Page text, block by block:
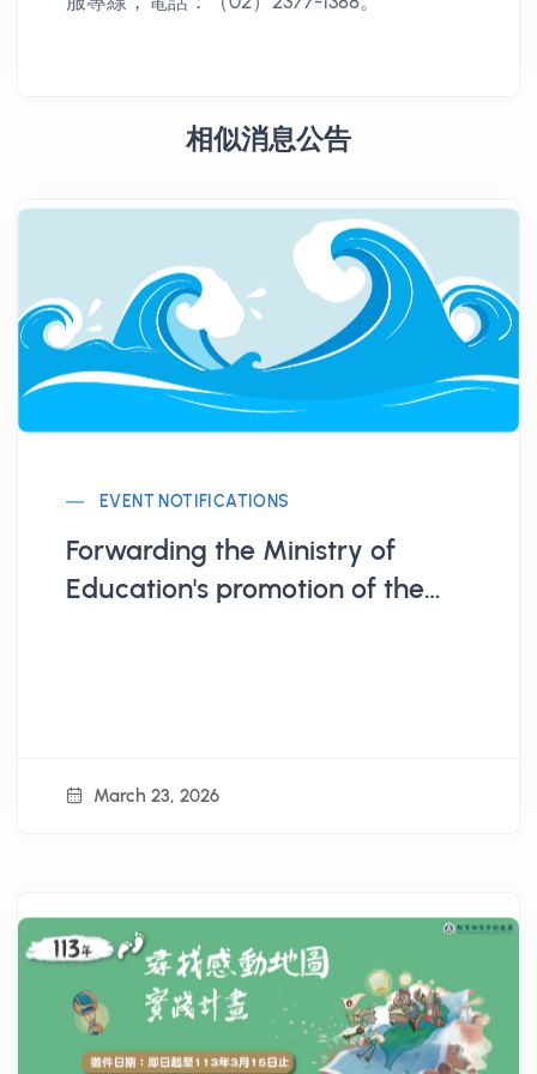
相似消息公告
EVENT NOTIFICATIONS
Forwarding the Ministry of
Education's promotion of the
high-quality dream fulfillment
March 23, 2026